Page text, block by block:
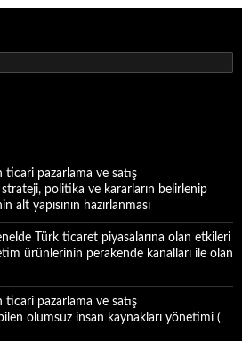
pazarlama ve satış
politika ve kararların belirlenip
alt yapısının hazırlanması
Türk ticaret piyasalarına olan etkileri
ürünlerinin perakende kanalları ile olan
pazarlama ve satış
olumsuz insan kaynakları yönetimi (